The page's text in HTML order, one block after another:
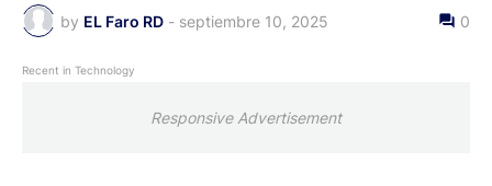
by EL Faro RD - septiembre 10, 2025 0
Recent in Technology
Responsive Advertisement